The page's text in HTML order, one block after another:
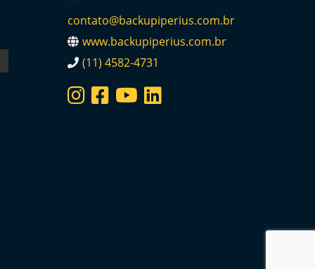
contato@backupiperius.com.br
www.backupiperius.com.br
(11) 4582-4731